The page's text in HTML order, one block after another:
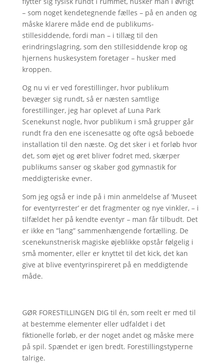
– som noget kendetegnende fælles – på en anden og
måske klarere måde end de publikums-
stillesiddende, fordi man – i tillæg til den
erindringslagring, som den stillesiddende krop og
hjernens huskesystem foretager – husker med
kroppen.
Og nu vi er ved forestillinger, hvor publikum
bevæger sig rundt, så er næsten samtlige
forestillinger, jeg har oplevet af Luna Park
Scenekunst nogle, hvor publikum i små grupper går
rundt fra den ene iscenesatte og ofte også beboede
installation til den næste. Og det sker i et forløb hvor
det, som øjet og øret bliver fodret med, skærper
publikums sanser og skaber god gymnastik for
meddigteriske evner.
Som jeg også er inde på i min anmeldelse af ’Museet
for eventyrrester’ er det fragmenter og nye vinkler, – i
tilfældet her på kendte eventyr – man får tilbudt. Det
er ikke en ”lang” sammenhængende fortælling. De
scenekunstnerisk magiske øjeblikke opstår følgelig i
små momenter, eller er knyttet til det kick, det kan
give at blive eventyrinspireret på en meddigtende
måde.
GØR FORESTILLINGEN DIG til én, som reelt er med til
at bestemme elementer eller udfaldet i det
fiktionelle forløb, er der noget andet og måske mere
på spil. Spændet er igen bredt. Forestillingstyperne
talrige.